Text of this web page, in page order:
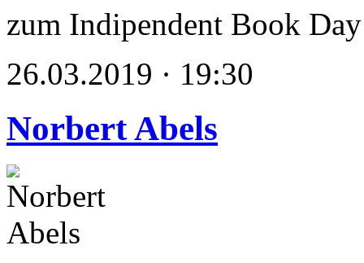
zum Indipendent Book
26.03.2019 · 19:30
Norbert Abels